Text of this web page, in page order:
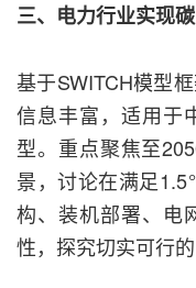
三、电力行业实现
基于SWITCH模型
信息丰富，适用于
型。重点聚焦至
景，讨论在满足
构、装机部署、电
性，探究切实可行